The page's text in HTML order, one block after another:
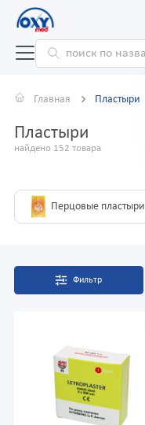
Главная Пластыри
Пластыри
найдено 152 товара
Перцовые пластыри
Фильтр